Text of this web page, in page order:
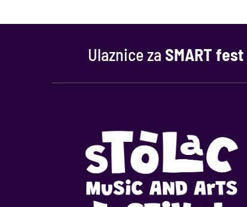
Ulaznice za SMART fest